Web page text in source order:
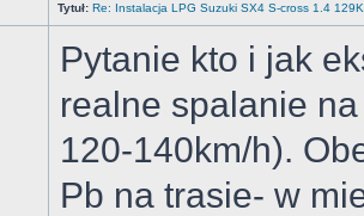
Tytuł: Re: Instalacja LPG Suzuki SX4 S-cross 1.4
Pytanie kto i jak
realne spalanie na
120-140km/h).
Pb na trasie- w